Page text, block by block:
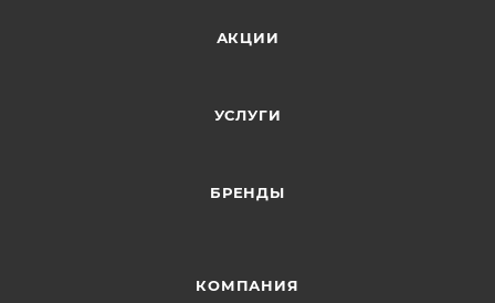
АКЦИИ
УСЛУГИ
БРЕНДЫ
КОМПАНИЯ